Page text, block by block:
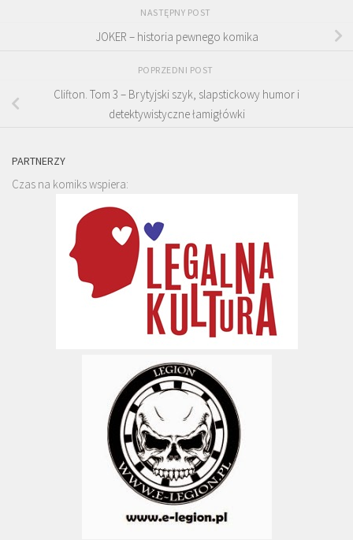
NASTĘPNY POST
JOKER – historia pewnego komika
POPRZEDNI POST
Clifton. Tom 3 – Brytyjski szyk, slapstickowy humor i
detektywistyczne łamigłówki
PARTNERZY
Czas na komiks wspiera: